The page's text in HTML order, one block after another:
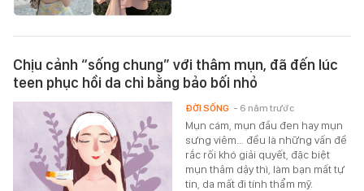
Chịu cảnh “sống chung” với thâm mụn, đã đến lúc
teen phục hồi da chỉ bằng bảo bối nhỏ
Mụn cám, mụn đầu đen hay mụn
sưng viêm… đều là những vấn đề
rắc rối khó giải quyết, đặc biệt
mụn thâm dậy thì, làm bạn mất tự
tin, da mất đi tính thẩm mỹ.
ĐỜI SỐNG - 6 năm trước